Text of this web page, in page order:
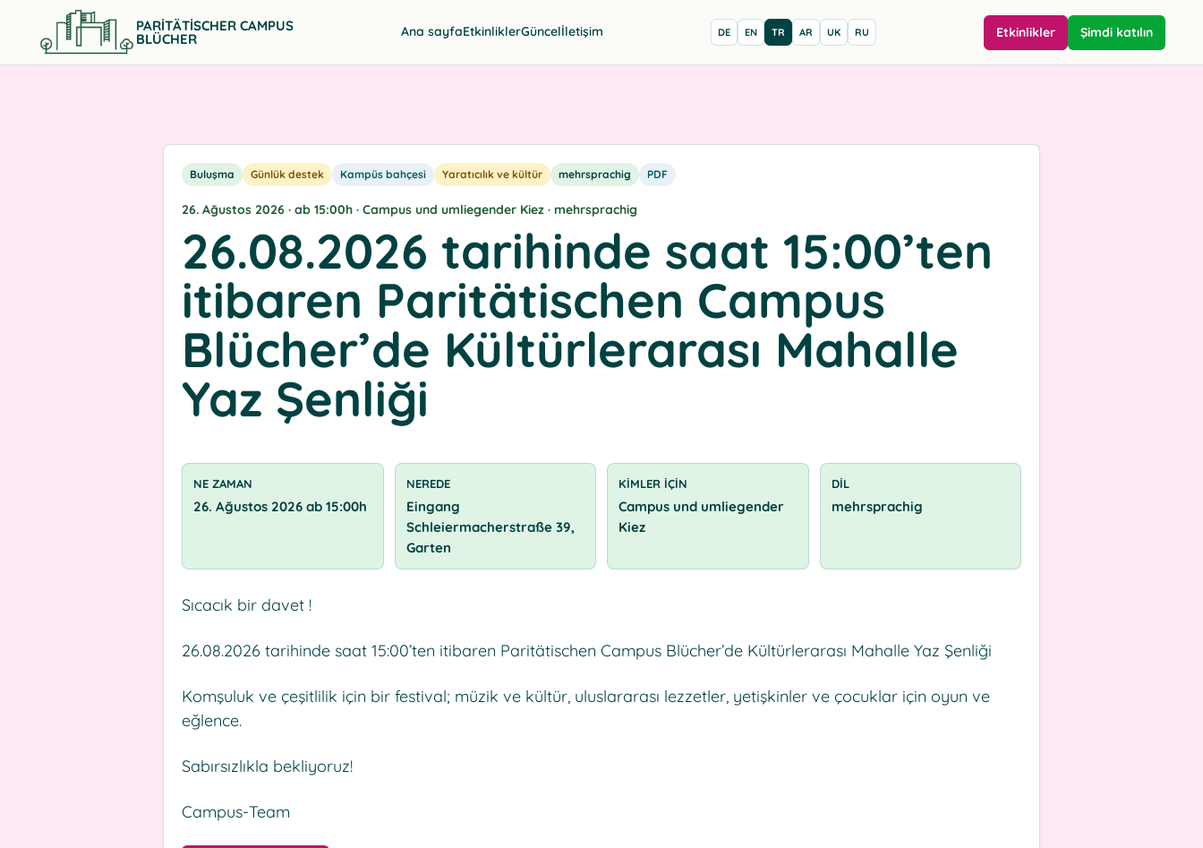
PARITÄTISCHER CAMPUS
BLÜCHER Ana sayfaEtkinliklerGüncelİletişim DE EN TR AR UK RU Etkinlikler Şimdi katılın
Buluşma Günlük destek Kampüs bahçesi Yaratıcılık ve kültür mehrsprachig PDF
26. Ağustos 2026 · ab 15:00h · Campus und umliegender Kiez · mehrsprachig
26.08.2026 tarihinde saat 15:00’ten
itibaren Paritätischen Campus
Blücher’de Kültürlerarası Mahalle
Yaz Şenliği
NE ZAMAN
26. Ağustos 2026 ab 15:00h
NEREDE
Eingang
Schleiermacherstraße 39,
Garten
KIMLER IÇIN
Campus und umliegender
Kiez
DIL
mehrsprachig
Sıcacık bir davet !
26.08.2026 tarihinde saat 15:00’ten itibaren Paritätischen Campus Blücher’de Kültürlerarası Mahalle Yaz Şenliği
Komşuluk ve çeşitlilik için bir festival; müzik ve kültür, uluslararası lezzetler, yetişkinler ve çocuklar için oyun ve
eğlence.
Sabırsızlıkla bekliyoruz!
Campus-Team